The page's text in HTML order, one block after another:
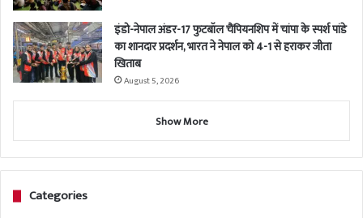
इंडो-नेपाल अंडर-17 फुटबॉल चैंपियनशिप में चांपा के स्पर्श पांडे
का शानदार प्रदर्शन, भारत ने नेपाल को 4-1 से हराकर जीता
खिताब
August 5, 2026
Show More
Categories